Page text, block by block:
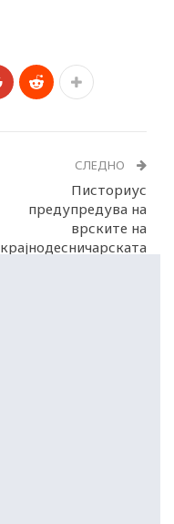
СЛЕДНО
Писториус
предупредува на
врските на
крајнодесничарската